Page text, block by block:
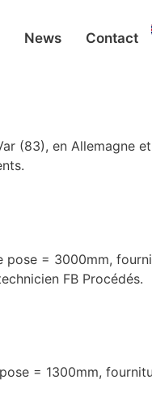
News Contact
(83), en Allemagne
pose = 3000mm,
FB Procédés.
= 1300mm,